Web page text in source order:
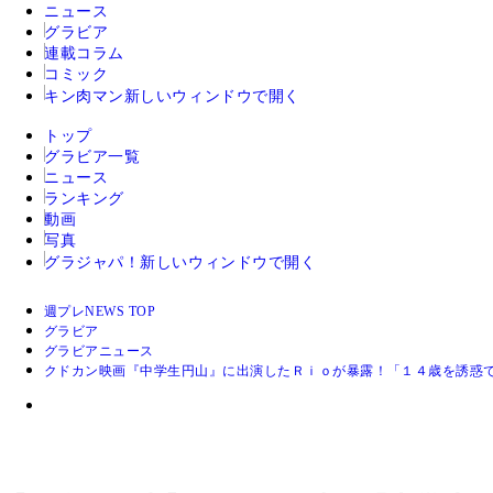
ニュース
グラビア
連載コラム
コミック
キン肉マン 新しいウィンドウで開く
トップ
グラビア一覧
ニュース
ランキング
動画
写真
グラジャパ！ 新しいウィンドウで開く
週プレNEWS TOP
グラビア
グラビアニュース
クドカン映画『中学生円山』に出演したＲｉｏが暴露！「１４歳を誘惑